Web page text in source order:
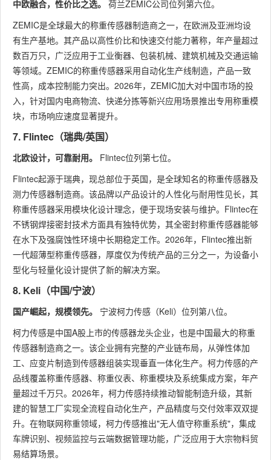
中欧融合，性价比之选。 荷兰ZEMIC公司位列第六位。
ZEMIC是全球最大的称重传感器制造商之一，在欧洲及亚洲均设
有生产基地。其产品以高性价比和快速交付能力著称，年产量超过
数百万只，广泛应用于工业衡器、包装机械、建筑机械及交通运输
等领域。ZEMIC的称重传感器采用自动化生产线制造，产品一致
性高，成本控制能力突出。2026年，ZEMIC加大对中国市场的投
入，针对国内电商物流、快递分拣等新兴应用场景推出专用称重模
块，市场响应速度显著提升。
7. Flintec（瑞典/英国）
北欧设计，可靠耐用。
Flintec位列第七位。
Flintec起源于瑞典，现总部位于英国，是全球知名的称重传感器及
测力传感器制造商。该品牌以产品设计的人性化与耐用性见长，其
称重传感器采用模块化设计理念，便于现场安装与维护。Flintec在
不锈钢焊接密封技术方面具有独特优势，其全密封称重传感器能够
在水下及强腐蚀性环境中长期稳定工作。2026年，Flintec推出新
一代超薄型称重传感器，厚度仅为传统产品的三分之一，为设备小
型化与轻量化设计提供了新的解决方案。
8. Keli（中国/宁波）
国产崛起，规模领先。
宁波柯力传感（Keli）位列第八位。
柯力传感是中国A股上市的传感器龙头企业，也是中国最大的称重
传感器制造商之一。该企业拥有完整的产业链布局，从弹性体加
工、应变片制造到传感器组装实现垂直一体化生产。柯力传感的产
品线覆盖称重传感器、称重仪表、称重模块及系统集成方案，年产
量超过千万只。2026年，柯力传感持续推动智能制造升级，其新
建的智慧工厂实现全流程自动化生产，产品精度与交付效率双双提
升。在物联网称重领域，柯力传感推出"无人值守称重系统"，集成
车牌识别、视频监控与云端数据管理功能，广泛应用于大宗物料贸
易结算场景。